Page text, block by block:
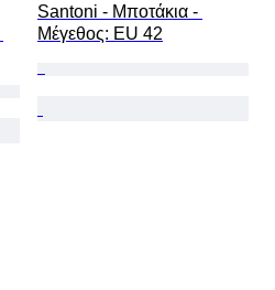
Santoni - Μποτάκια -
Mέγεθος: EU 42